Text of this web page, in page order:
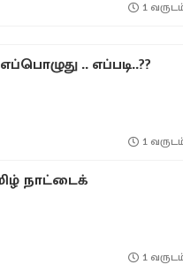
1
.. எப்படி..??
1
நாட்டைக்
1